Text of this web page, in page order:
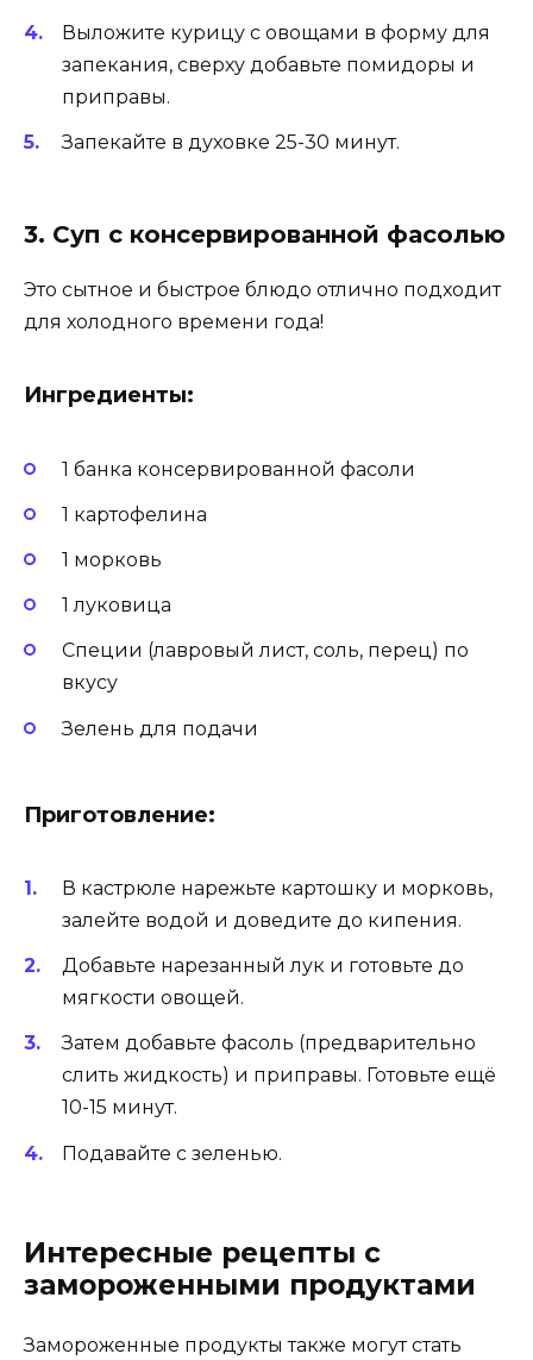
Выложите курицу с овощами в форму для
запекания, сверху добавьте помидоры и
приправы.
Запекайте в духовке 25-30 минут.
3. Суп с консервированной фасолью
Это сытное и быстрое блюдо отлично подходит
для холодного времени года!
Ингредиенты:
1 банка консервированной фасоли
1 картофелина
1 морковь
1 луковица
Специи (лавровый лист, соль, перец) по
вкусу
Зелень для подачи
Приготовление:
В кастрюле нарежьте картошку и морковь,
залейте водой и доведите до кипения.
Добавьте нарезанный лук и готовьте до
мягкости овощей.
Затем добавьте фасоль (предварительно
слить жидкость) и приправы. Готовьте ещё
10-15 минут.
Подавайте с зеленью.
Интересные рецепты с
замороженными продуктами
Замороженные продукты также могут стать